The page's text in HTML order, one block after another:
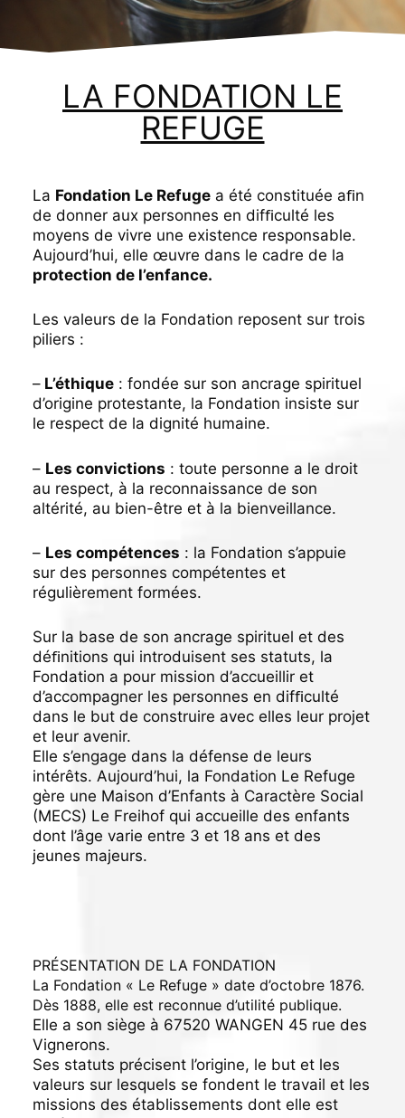
LA FONDATION LE
REFUGE
La Fondation Le Refuge a été constituée aﬁn
de donner aux personnes en difﬁculté les
moyens de vivre une existence responsable.
Aujourd’hui, elle œuvre dans le cadre de la
protection de l’enfance.
Les valeurs de la Fondation reposent sur trois
piliers :
– L’éthique : fondée sur son ancrage spirituel
d’origine protestante, la Fondation insiste sur
le respect de la dignité humaine.
– Les convictions : toute personne a le droit
au respect, à la reconnaissance de son
altérité, au bien-être et à la bienveillance.
– Les compétences : la Fondation s’appuie
sur des personnes compétentes et
régulièrement formées.
Sur la base de son ancrage spirituel et des
déﬁnitions qui introduisent ses statuts, la
Fondation a pour mission d’accueillir et
d’accompagner les personnes en difﬁculté
dans le but de construire avec elles leur projet
et leur avenir.
Elle s’engage dans la défense de leurs
intérêts. Aujourd’hui, la Fondation Le Refuge
gère une Maison d’Enfants à Caractère Social
(MECS) Le Freihof qui accueille des enfants
dont l’âge varie entre 3 et 18 ans et des
jeunes majeurs.
PRÉSENTATION DE LA FONDATION
La Fondation « Le Refuge » date d’octobre 1876.
Dès 1888, elle est reconnue d’utilité publique.
Elle a son siège à 67520 WANGEN 45 rue des
Vignerons.
Ses statuts précisent l’origine, le but et les
valeurs sur lesquels se fondent le travail et les
missions des établissements dont elle est